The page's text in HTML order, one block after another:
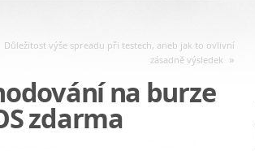
Důležitost výše spreadu při testech, aneb jak to ovlivní
zásadně výsledek »
na burze
zdarma